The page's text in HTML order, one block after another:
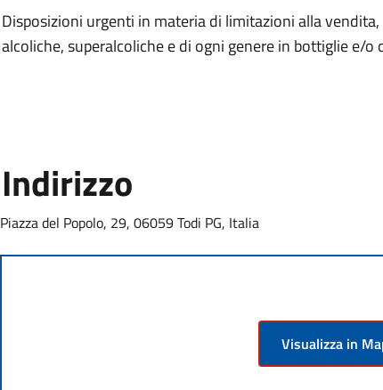
Disposizioni urgenti in materia di limitazioni alla
alcoliche, superalcoliche e di ogni genere in bottiglie e/
Indirizzo
Piazza del Popolo, 29, 06059 Todi PG, Italia
Visualizza in